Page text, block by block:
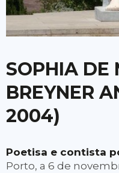
SOPHIA DE
BREYNER
2004)
Poetisa e contista
Porto, a 6 de